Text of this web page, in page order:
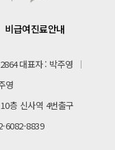
비급여진료안내
대표자 박주영
영
층 신사역 4번출구
6082-8839